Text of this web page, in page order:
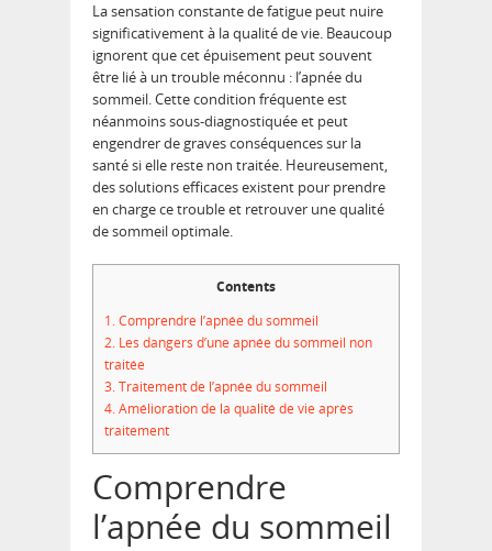
La sensation constante de fatigue peut nuire
significativement à la qualité de vie. Beaucoup
ignorent que cet épuisement peut souvent
être lié à un trouble méconnu : l’apnée du
sommeil. Cette condition fréquente est
néanmoins sous-diagnostiquée et peut
engendrer de graves conséquences sur la
santé si elle reste non traitée. Heureusement,
des solutions efficaces existent pour prendre
en charge ce trouble et retrouver une qualité
de sommeil optimale.
Contents
1.Comprendre l’apnée du sommeil
2. Les dangers d’une apnée du sommeil non
traitée
3.Traitement de l’apnée du sommeil
4.Amélioration de la qualité de vie après
traitement
Comprendre
l’apnée du sommeil